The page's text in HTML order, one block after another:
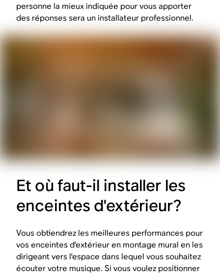
personne la mieux indiquée pour vous apporter
des réponses sera un installateur professionnel.
Et où faut-il installer les
enceintes d'extérieur?
Vous obtiendrez les meilleures performances pour
vos enceintes d'extérieur en montage mural en les
dirigeant vers l'espace dans lequel vous souhaitez
écouter votre musique. Si vous voulez positionner